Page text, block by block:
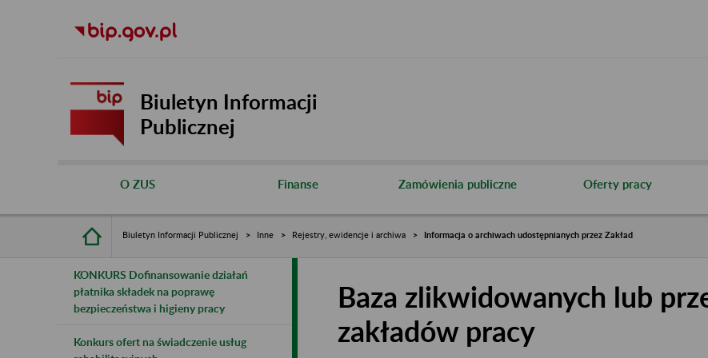
Biuletyn Informacji
Publicznej
O ZUS Finanse Zamówienia publiczne Oferty pracy
Biuletyn Informacji Publicznej Inne Rejestry, ewidencje i archiwa Informacja o archiwach udostępnianych przez Zakład
KONKURS Dofinansowanie działań
płatnika składek na poprawę
bezpieczeństwa i higieny pracy
Konkurs ofert na świadczenie usług
Baza zlikwidowanych lub
zakładów pracy